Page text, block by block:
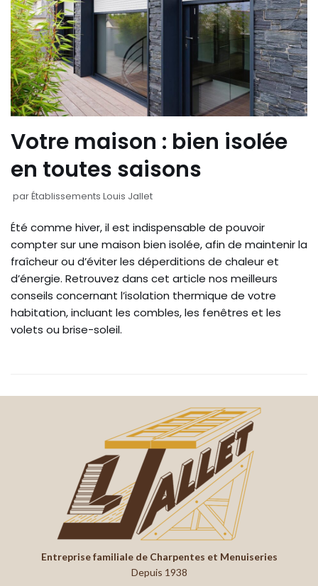
Votre maison : bien isolée
en toutes saisons
parÉtablissements Louis Jallet
Été comme hiver, il est indispensable de pouvoir
compter sur une maison bien isolée, afin de maintenir la
fraîcheur ou d’éviter les déperditions de chaleur et
d’énergie. Retrouvez dans cet article nos meilleurs
conseils concernant l’isolation thermique de votre
habitation, incluant les combles, les fenêtres et les
volets ou brise-soleil.
Entreprise familiale de Charpentes et Menuiseries
Depuis 1938